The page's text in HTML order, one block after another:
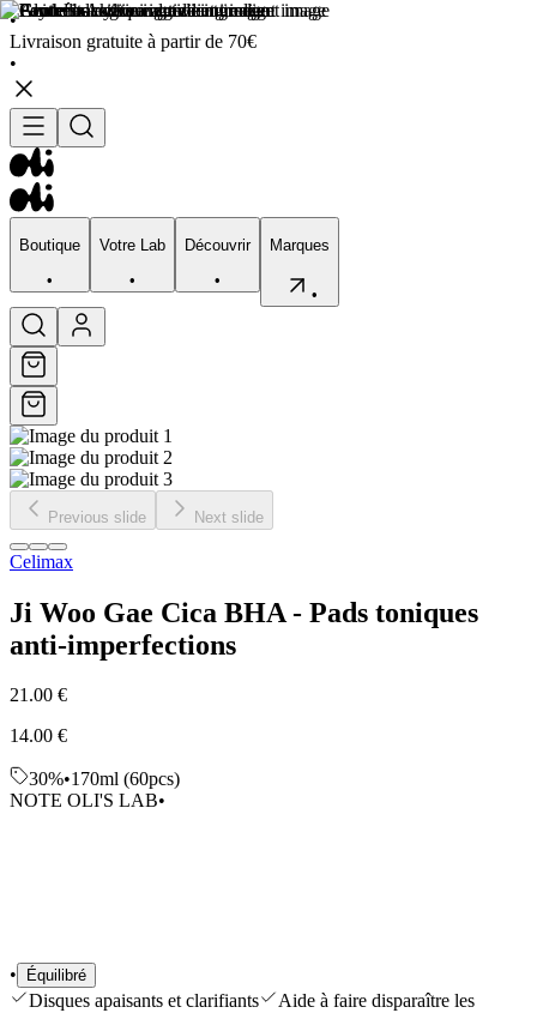
•
Livraison gratuite à partir de 70€
•
Boutique
•
Votre Lab
•
Découvrir
•
Marques
•
Boutique
•
Votre Lab
•
•
Visage
Corps Type de peau
Sélections
Previous slide Next slide
Celimax
Ji Woo Gae Cica BHA - Pads toniques
anti-imperfections
21.00 €
14.00 €
30%•170ml (60pcs)
NOTE OLI'S LAB•
• Équilibré
Disques apaisants et clarifiants
Aide à faire disparaître les